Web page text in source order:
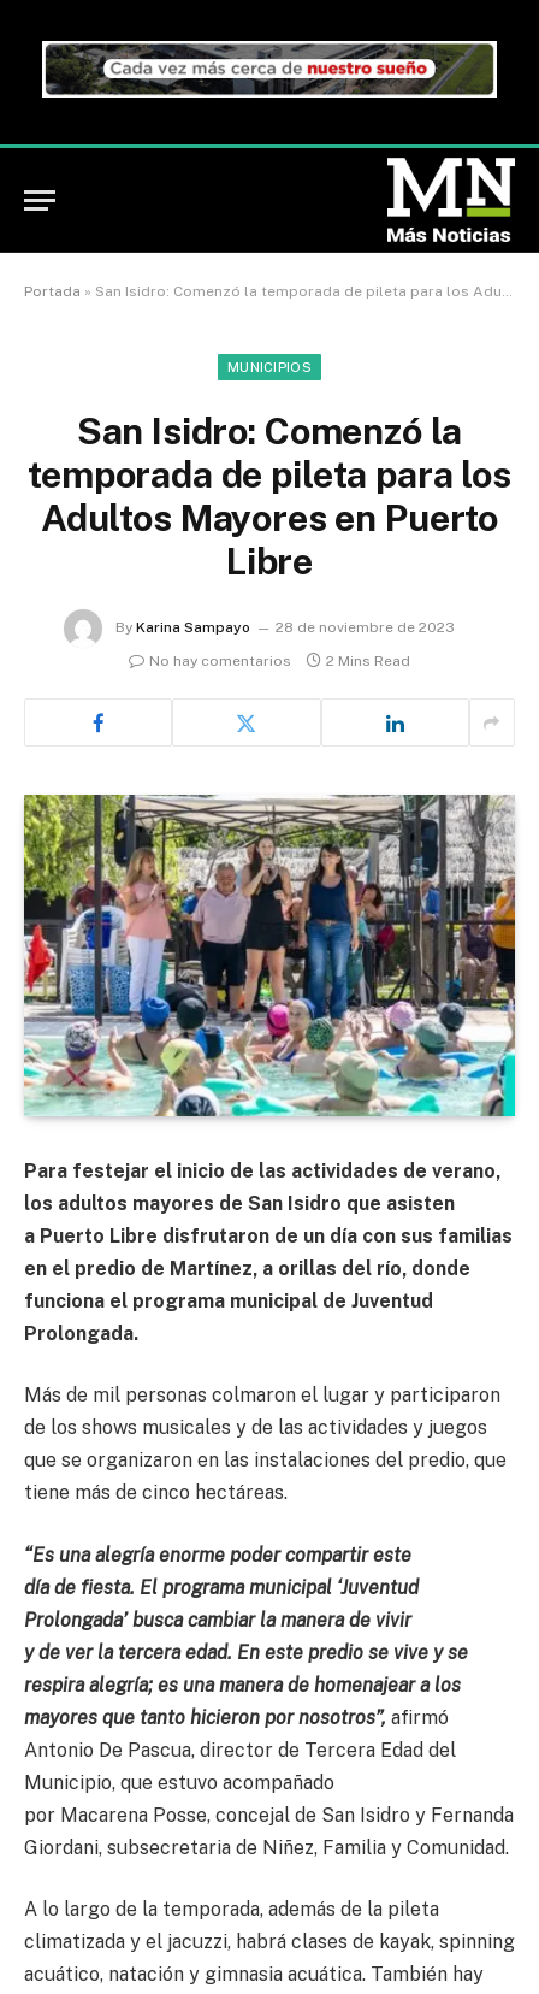
Portada » San Isidro: Comenzó la temporada de pileta para los Adultos Mayores en Puerto Libre
MUNICIPIOS
San Isidro: Comenzó la
temporada de pileta para los
Adultos Mayores en Puerto
Libre
By Karina Sampayo
28 de noviembre de 2023
No hay comentarios
2 Mins Read
Para festejar el inicio de las actividades de verano,
los adultos mayores de San Isidro que asisten
a Puerto Libre disfrutaron de un día con sus familias
en el predio de Martínez, a orillas del río, donde
funciona el programa municipal de Juventud
Prolongada.
Más de mil personas colmaron el lugar y participaron
de los shows musicales y de las actividades y juegos
que se organizaron en las instalaciones del predio, que
tiene más de cinco hectáreas.
“Es una alegría enorme poder compartir este
día de fiesta. El programa municipal ‘Juventud
Prolongada’ busca cambiar la manera de vivir
y de ver la tercera edad. En este predio se vive y se
respira alegría; es una manera de homenajear a los
mayores que tanto hicieron por nosotros”, afirmó
Antonio De Pascua, director de Tercera Edad del
Municipio, que estuvo acompañado
por Macarena Posse, concejal de San Isidro y Fernanda
Giordani, subsecretaria de Niñez, Familia y Comunidad.
A lo largo de la temporada, además de la pileta
climatizada y el jacuzzi, habrá clases de kayak, spinning
acuático, natación y gimnasia acuática. También hay